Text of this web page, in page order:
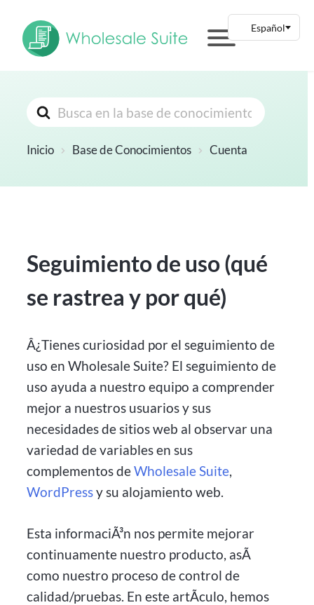
Buscar
Inicio Base de Conocimientos Cuenta
Seguimiento de uso (qué
se rastrea y por qué)
Â¿Tienes curiosidad por el seguimiento de
uso en Wholesale Suite? El seguimiento de
uso ayuda a nuestro equipo a comprender
mejor a nuestros usuarios y sus
necesidades de sitios web al observar una
variedad de variables en sus
complementos deWholesale Suite,
WordPressy su alojamiento web.
Esta informaciÃ³n nos permite mejorar
continuamente nuestro producto, asÃ
como nuestro proceso de control de
calidad/pruebas. En este artÃ­culo, hemos